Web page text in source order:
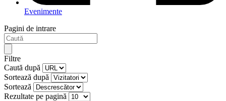
Evenimente
Pagini de intrare
Filtre
Caută după
Sortează după
Sortează
Rezultate pe pagină